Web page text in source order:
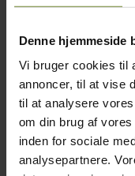
Denne hjemmeside
Vi bruger cookies til
annoncer, til at vise
til at analysere
om din brug af
inden for sociale
analysepartnere.
- heraf mættede fedtsyrer
Kulhydrater
- heraf sukkerarter
Protein
Kostfibre